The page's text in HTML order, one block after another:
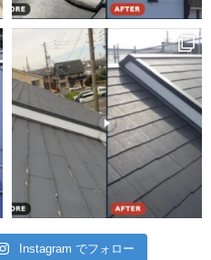
Instagram でフォロー